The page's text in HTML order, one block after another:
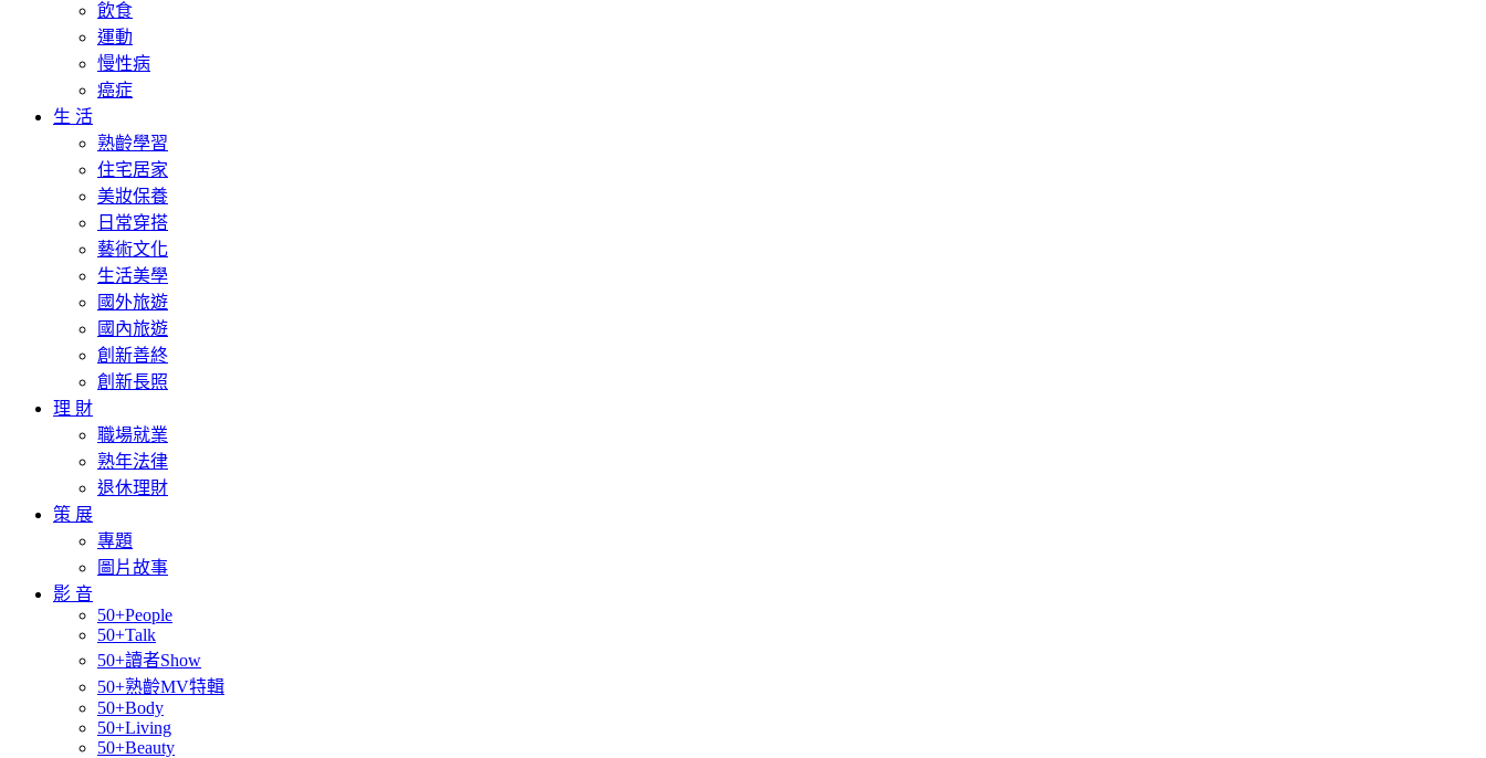
飲食
運動
慢性病
癌症
生 活
熟齡學習
住宅居家
美妝保養
日常穿搭
藝術文化
生活美學
國外旅遊
國內旅遊
創新善終
創新長照
理 財
職場就業
熟年法律
退休理財
策 展
專題
圖片故事
影 音
50+People
50+Talk
50+讀者Show
50+熟齡MV特輯
50+Body
50+Living
50+Beauty